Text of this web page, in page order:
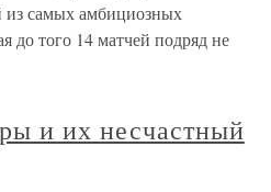
из самых амбициозных
до того 14 матчей подряд не
и их несчастный